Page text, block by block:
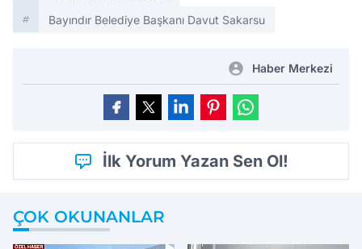
Bayındır Belediye Başkanı Davut Sakarsu
Haber Merkezi
İlk Yorum Yazan Sen Ol!
ÇOK OKUNANLAR